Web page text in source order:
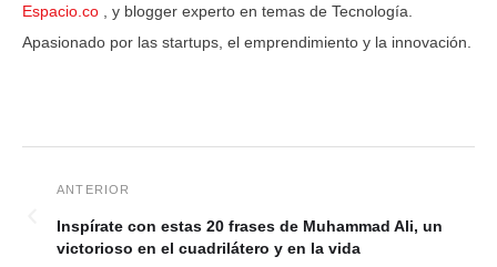
Espacio.co
, y blogger experto en temas de Tecnología.
Apasionado por las startups, el emprendimiento y la innovación.
Inspírate con estas 20 frases de Muhammad Ali, un
victorioso en el cuadrilátero y en la vida